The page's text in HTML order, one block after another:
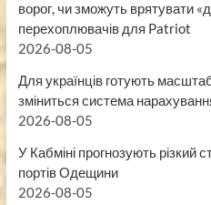
ворог, чи зможуть врятувати
перехоплювачів для Patriot
2026-08-05
Для українців готують
зміниться система
2026-08-05
У Кабміні прогнозують різкий
портів Одещини
2026-08-05